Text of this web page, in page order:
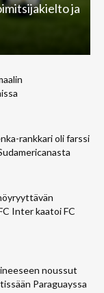
ja
rankkari oli farssi
Inter kaatoi FC
noussut
Paraguayssa